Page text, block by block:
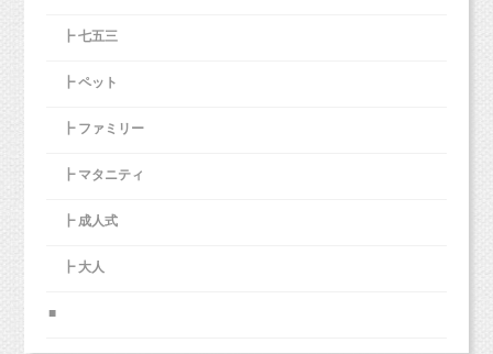
┣ 七五三
┣ ペット
┣ ファミリー
┣ マタニティ
┣ 成人式
┣ 大人
■